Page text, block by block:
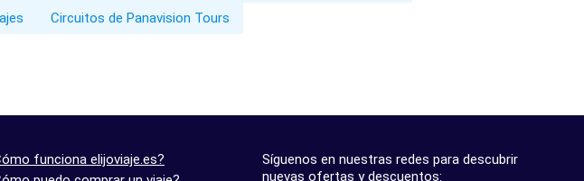
Circuitos de Panavision Tours
funciona elijoviaje.es?
Síguenos en nuestras redes para descubrir
nuevas ofertas y descuentos: